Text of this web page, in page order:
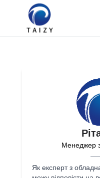
Менеджер
Як експерт з